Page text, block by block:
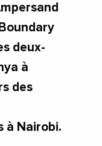
deux-
à
des
à Nairobi.